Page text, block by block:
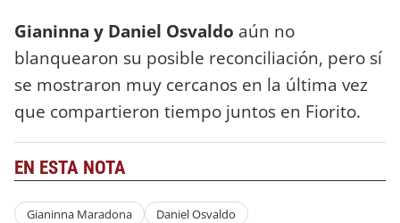
Gianinna y Daniel Osvaldo aún no
blanquearon su posible reconciliación, pero sí
se mostraron muy cercanos en la última vez
que compartieron tiempo juntos en Fiorito.
EN ESTA NOTA
Gianinna Maradona Daniel Osvaldo